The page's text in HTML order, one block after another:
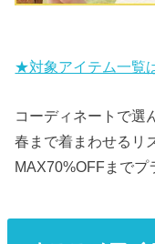
★対象アイテム一覧
コーディネートで
春まで着まわせるリ
MAX70%OFFまでプ